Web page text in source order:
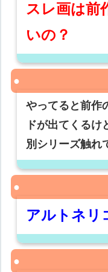
スレ画は前
いの？
やってると前作
ドが出てくる
別シリーズ触れ
アルトネリ